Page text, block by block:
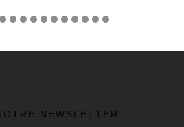
NEWSLETTER